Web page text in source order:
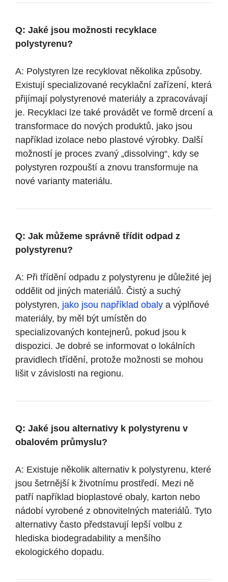
Q: Jaké jsou možnosti recyklace
polystyrenu?
A: Polystyren lze recyklovat několika způsoby.
Existují specializované recyklační zařízení, která
přijímají polystyrenové materiály a zpracovávají
je. Recyklaci lze také provádět ve formě drcení a
transformace do nových produktů, jako jsou
například izolace nebo plastové výrobky. Další
možností je proces zvaný „dissolving“, kdy se
polystyren rozpouští a znovu transformuje na
nové varianty materiálu.
Q: Jak můžeme správně třídit odpad z
polystyrenu?
A: Při třídění odpadu z polystyrenu je důležité jej
oddělit od jiných materiálů. Čistý a suchý
polystyren, jako jsou například obaly a výplňové
materiály, by měl být umístěn do
specializovaných kontejnerů, pokud jsou k
dispozici. Je dobré se informovat o lokálních
pravidlech třídění, protože možnosti se mohou
lišit v závislosti na regionu.
Q: Jaké jsou alternativy k polystyrenu v
obalovém průmyslu?
A: Existuje několik alternativ k polystyrenu, které
jsou šetrnější k životnímu prostředí. Mezi ně
patří například bioplastové obaly, karton nebo
nádobí vyrobené z obnovitelných materiálů. Tyto
alternativy často představují lepší volbu z
hlediska biodegradability a menšího
ekologického dopadu.